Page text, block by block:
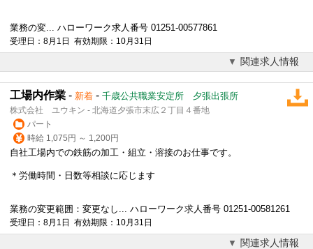
業務の変... ハローワーク求人番号 01251-00577861
受理日：8月1日 有効期限：10月31日
関連求人情報
工場内作業 - 新着 - 千歳公共職業安定所 夕張出張所
株式会社 ユウキン - 北海道夕張市末広２丁目４番地
パート
時給 1,075円 ～ 1,200円
自社工場内での鉄筋の加工・組立・溶接のお仕事です。
＊労働時間・日数等相談に応じます
業務の変更範囲：変更なし... ハローワーク求人番号 01251-00581261
受理日：8月1日 有効期限：10月31日
関連求人情報